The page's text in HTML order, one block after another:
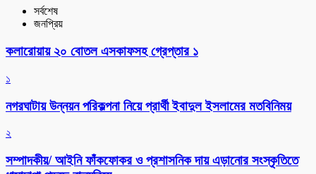
সর্বশেষ
জনপ্রিয়
কলারোয়ায় ২০ বোতল এসকাফসহ গ্রেপ্তার ১
১
নগরঘাটায় উন্নয়ন পরিকল্পনা নিয়ে প্রার্থী ইবাদুল ইসলামের মতবিনিময়
২
সম্পাদকীয়/ আইনি ফাঁকফোকর ও প্রশাসনিক দায় এড়ানোর সংস্কৃতিতে